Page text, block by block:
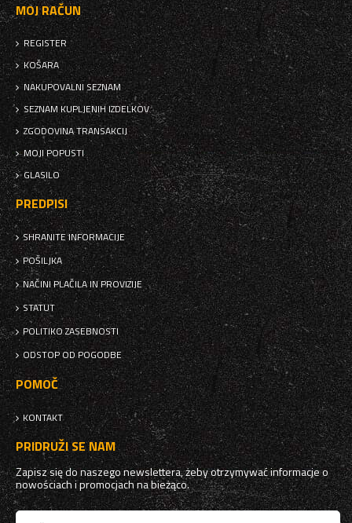
MOJ RAČUN
REGISTER
KOŠARA
NAKUPOVALNI SEZNAM
SEZNAM KUPLJENIH IZDELKOV
ZGODOVINA TRANSAKCIJ
MOJI POPUSTI
GLASILO
PREDPISI
SHRANITE INFORMACIJE
POŠILJKA
NAČINI PLAČILA IN PROVIZIJE
STATUT
POLITIKO ZASEBNOSTI
ODSTOP OD POGODBE
POMOČ
KONTAKT
PRIDRUŽI SE NAM
Zapisz się do naszego newslettera, żeby otrzymywać informacje o
nowościach i promocjach na bieżąco.